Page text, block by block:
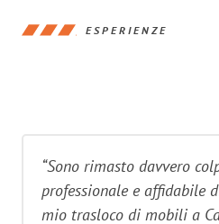
ESPERIENZE
“Sono rimasto davvero
professionale e affidabile
mio trasloco di mobili a